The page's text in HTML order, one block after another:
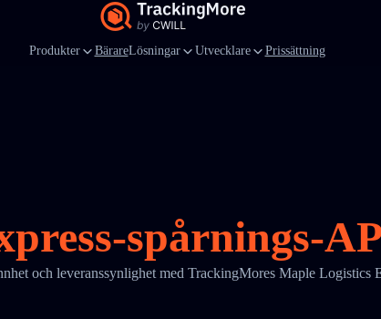
Produkter BärareLösningar Utvecklare Prissättning
spårnings-
och leveranssynlighet med TrackingMores Maple Logistics